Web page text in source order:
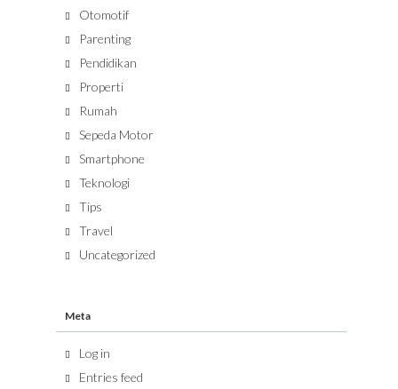
Otomotif
Parenting
Pendidikan
Properti
Rumah
Sepeda Motor
Smartphone
Teknologi
Tips
Travel
Uncategorized
Meta
Log in
Entries feed